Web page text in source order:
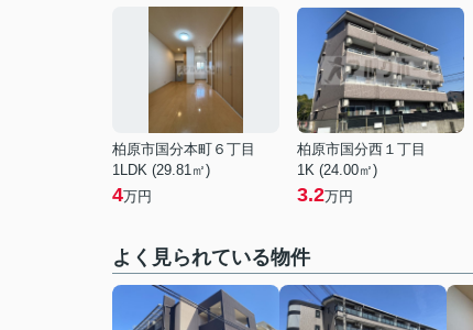
柏原市国分本町６丁目
1LDK (29.81㎡)
4万円
柏原市国分西１丁目
1K (24.00㎡)
3.2万円
よく見られている物件